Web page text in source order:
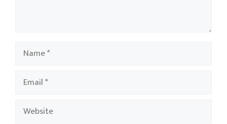
Name
Email
Website